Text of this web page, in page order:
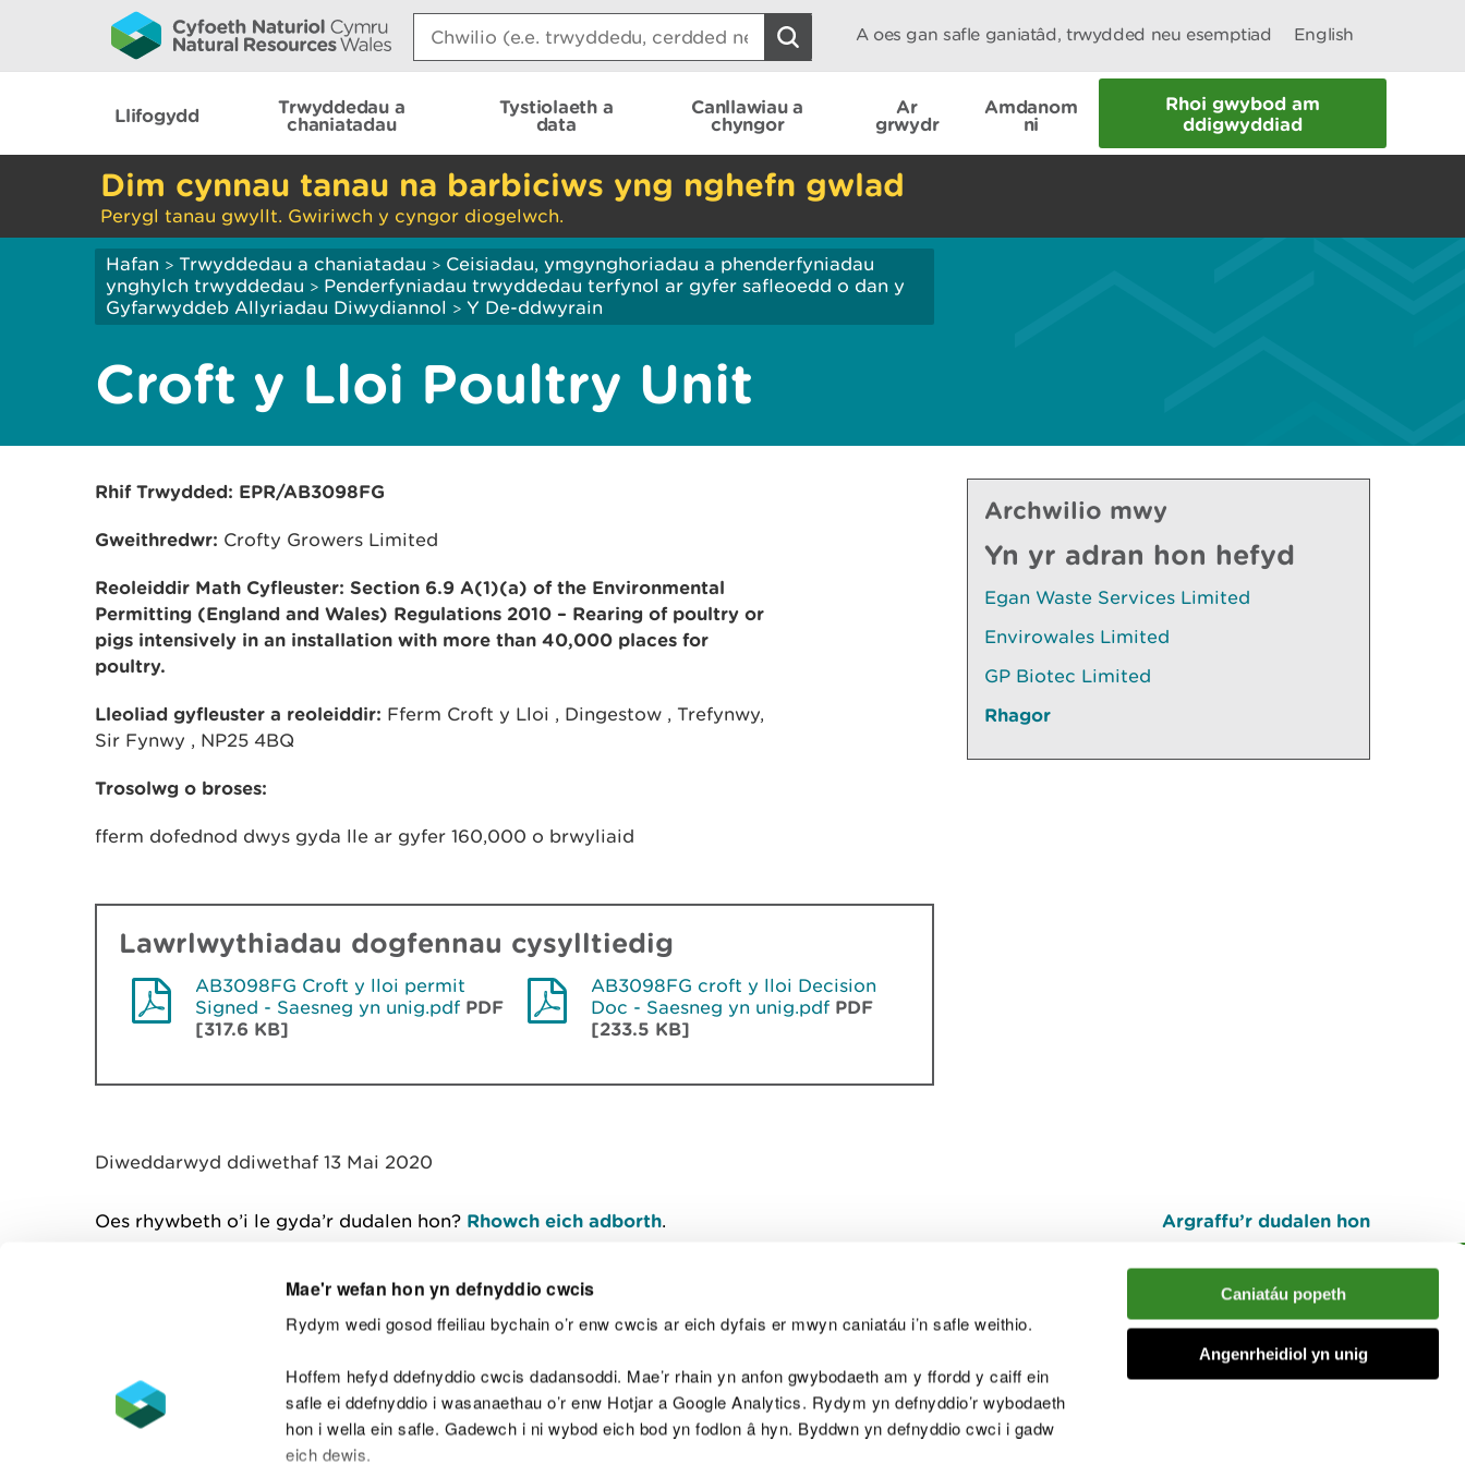
Mae'r wefan hon yn defnyddio cwcis
Rydym wedi gosod ffeiliau bychain o’r enw cwcis ar eich dyfais er mwyn caniatáu i’n safle weithio.
Hoffem hefyd ddefnyddio cwcis dadansoddi. Mae’r rhain yn anfon gwybodaeth am y ffordd y caiff ein
safle ei ddefnyddio i wasanaethau o’r enw Hotjar a Google Analytics. Rydym yn defnyddio’r wybodaeth
hon i wella ein safle. Gadewch i ni wybod eich bod yn fodlon â hyn. Byddwn yn defnyddio cwci i gadw
eich dewis.
Caniatáu popeth
Angenrheidiol yn unig
Search:
A oes gan safle ganiatâd, trwydded neu esemptiad English
Llifogydd
Trwyddedau a
chaniatadau
Tystiolaeth a
data
Canllawiau a
chyngor
Ar
grwydr
Amdanom
ni
Rhoi gwybod am
ddigwyddiad
Dim cynnau tanau na barbiciws yng nghefn gwlad
Perygl tanau gwyllt. Gwiriwch y cyngor diogelwch.
Hafan > Trwyddedau a chaniatadau > Ceisiadau, ymgynghoriadau a phenderfyniadau
ynghylch trwyddedau > Penderfyniadau trwyddedau terfynol ar gyfer safleoedd o dan y
Gyfarwyddeb Allyriadau Diwydiannol > Y De-ddwyrain
Croft y Lloi Poultry Unit
Rhif Trwydded: EPR/AB3098FG
Gweithredwr: Crofty Growers Limited
Reoleiddir Math Cyfleuster: Section 6.9 A(1)(a) of the Environmental
Permitting (England and Wales) Regulations 2010 – Rearing of poultry or
pigs intensively in an installation with more than 40,000 places for
poultry.
Lleoliad gyfleuster a reoleiddir: Fferm Croft y Lloi , Dingestow , Trefynwy,
Sir Fynwy , NP25 4BQ
Trosolwg o broses:
fferm dofednod dwys gyda lle ar gyfer 160,000 o brwyliaid
Lawrlwythiadau dogfennau cysylltiedig
AB3098FG Croft y lloi permit
Signed - Saesneg yn unig.pdf PDF
[317.6 KB]
AB3098FG croft y lloi Decision
Doc - Saesneg yn unig.pdf PDF
[233.5 KB]
Archwilio mwy
Yn yr adran hon hefyd
Egan Waste Services Limited
Envirowales Limited
GP Biotec Limited
Rhagor
Diweddarwyd ddiwethaf 13 Mai 2020
Oes rhywbeth o’i le gyda’r dudalen hon? Rhowch eich adborth. Argraffu’r dudalen hon
I fyny